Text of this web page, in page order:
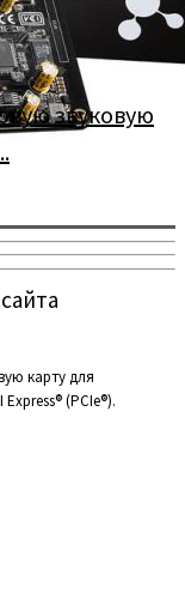
карту для
(PCIe®).
звуковую